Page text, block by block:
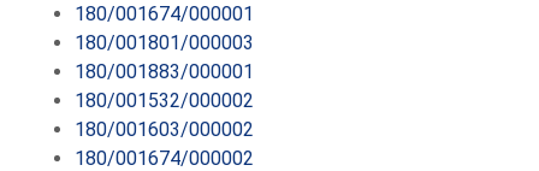
180/001674/000001
180/001801/000003
180/001883/000001
180/001532/000002
180/001603/000002
180/001674/000002